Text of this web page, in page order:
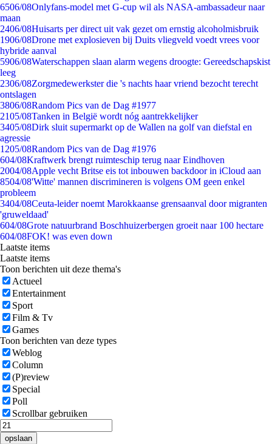
6506/08Onlyfans-model met G-cup wil als NASA-ambassadeur naar
maan
2406/08Huisarts per direct uit vak gezet om ernstig alcoholmisbruik
1906/08Drone met explosieven bij Duits vliegveld voedt vrees voor
hybride aanval
5906/08Waterschappen slaan alarm wegens droogte: Gereedschapskist
leeg
2306/08Zorgmedewerkster die 's nachts haar vriend bezocht terecht
ontslagen
3806/08Random Pics van de Dag #1977
2105/08Tanken in België wordt nóg aantrekkelijker
3405/08Dirk sluit supermarkt op de Wallen na golf van diefstal en
agressie
1205/08Random Pics van de Dag #1976
604/08Kraftwerk brengt ruimteschip terug naar Eindhoven
2004/08Apple vecht Britse eis tot inbouwen backdoor in iCloud aan
8504/08'Witte' mannen discrimineren is volgens OM geen enkel
probleem
3404/08Ceuta-leider noemt Marokkaanse grensaanval door migranten
'gruweldaad'
604/08Grote natuurbrand Boschhuizerbergen groeit naar 100 hectare
604/08FOK! was even down
Laatste items
Laatste items
Toon berichten uit deze thema's
Actueel
Entertainment
Sport
Film & Tv
Games
Toon berichten van deze types
Weblog
Column
(P)review
Special
Poll
Scrollbar gebruiken
opslaan